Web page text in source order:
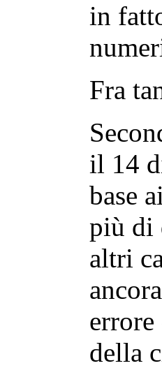
in
Fra
il 14
base
più di
altri
della